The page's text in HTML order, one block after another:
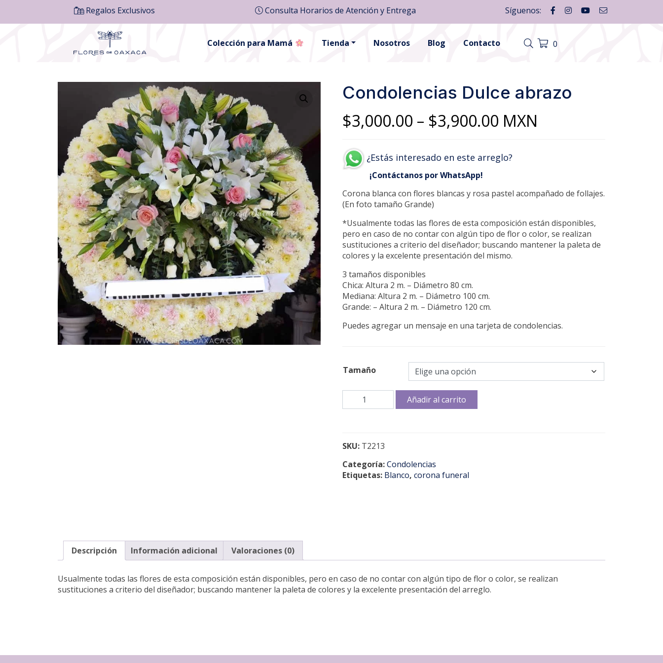
Regalos Exclusivos Consulta Horarios de Atención y Entrega Síguenos:
Colección para Mamá Tienda Nosotros Blog Contacto 0
Condolencias Dulce abrazo
$3,000.00 – $3,900.00 Price
$3,000.00
through
MXN
¿Estás interesado en este arreglo?
¡Contáctanos por WhatsApp!
Corona blanca con flores blancas y rosa pastel acompañado de follajes.
(En foto tamaño Grande)
*Usualmente todas las flores de esta composición están disponibles,
pero en caso de no contar con algún tipo de flor o color, se realizan
sustituciones a criterio del diseñador; buscando mantener la paleta de
colores y la excelente presentación del mismo.
3 tamaños disponibles
Chica: Altura 2 m. – Diámetro 80 cm.
Mediana: Altura 2 m. – Diámetro 100 cm.
Grande: – Altura 2 m. – Diámetro 120 cm.
Puedes agregar un mensaje en una tarjeta de condolencias.
Tamaño
Condolencias
Dulce
Añadir al carrito
SKU: T2213
Categoría:Condolencias
Etiquetas: Blanco,corona funeral
Descripción Información adicional Valoraciones (0)
Usualmente todas las flores de esta composición están disponibles, pero en caso de no contar con algún tipo de flor o color, se realizan
sustituciones a criterio del diseñador; buscando mantener la paleta de colores y la excelente presentación del arreglo.